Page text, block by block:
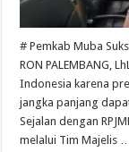
# Pemkab Muba
RON PALEMBANG,
Indonesia karena
jangka panjang
Sejalan dengan
melalui Tim Majelis …